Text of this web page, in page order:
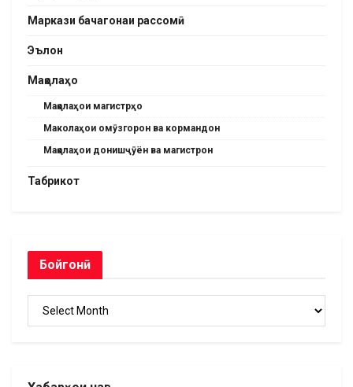
Маркази бачагонаи рассомӣ
Эълон
Мақолаҳо
Мақолаҳои магистрҳо
Маколаҳои омӯзгорон ва кормандон
Мақолаҳои донишҷӯён ва магистрон
Табрикот
Бойгонӣ